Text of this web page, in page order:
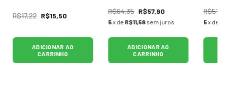
R$17,22 R$15,50
ADICIONAR AO
CARRINHO
R$64,35 R$57,90
5x de R$11,58sem juros
ADICIONAR AO
CARRINHO
5x de